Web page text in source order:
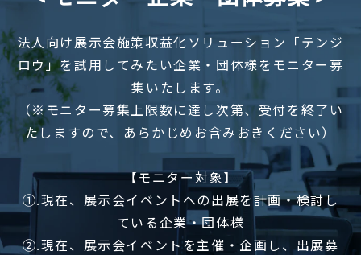
法人向け展示会施策収益化ソリューション「テンジ
ロウ」を試用してみたい企業・団体様をモニター募
集いたします。
（※モニター募集上限数に達し次第、受付を終了い
たしますので、あらかじめお含みおきください）
【モニター対象】
①.現在、展示会イベントへの出展を計画・検討し
ている企業・団体様
②.現在、展示会イベントを主催・企画し、出展募